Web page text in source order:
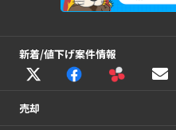
新着/値下げ案件情報
売却